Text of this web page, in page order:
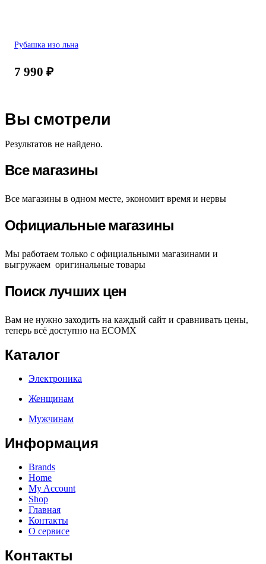
Рубашка изо льна
7 990 ₽
Вы смотрели
Результатов не найдено.
Все магазины
Все магазины в одном месте, экономит время и нервы
Официальные магазины
Мы работаем только с официальными магазинами и
выгружаем оригинальные товары
Поиск лучших цен
Вам не нужно заходить на каждый сайт и сравнивать цены,
теперь всё доступно на ECOMX
Каталог
Электроника
Женщинам
Мужчинам
Информация
Brands
Home
My Account
Shop
Главная
Контакты
О сервисе
Контакты